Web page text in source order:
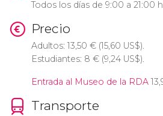
Todos los días de 9:00 a 21:00
Precio
Adultos: 13,50 €(15,60 US$).
Estudiantes: 8 €(9,24 US$).
Entrada al Museo de la RDA
Transporte